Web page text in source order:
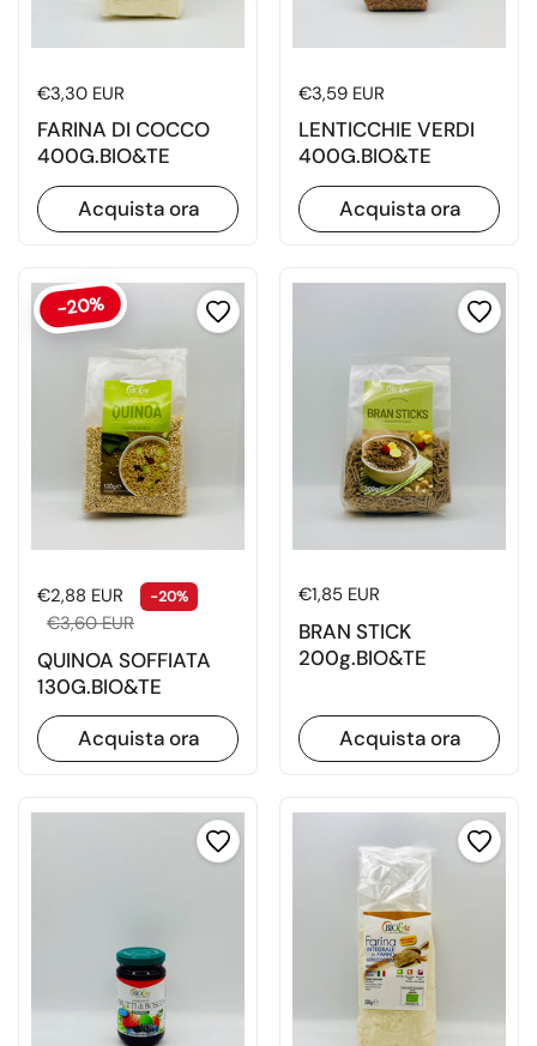
Prezzo di listino
€3,30 EUR
FARINA DI COCCO
400G.BIO&TE
Acquista ora
Prezzo di listino
€3,59 EUR
LENTICCHIE VERDI
400G.BIO&TE
Acquista ora
-20%
Prezzo di listino
€2,88 EUR -20%
Prezzo di vendita
€3,60 EUR
QUINOA SOFFIATA
130G.BIO&TE
Acquista ora
Prezzo di listino
€1,85 EUR
BRAN STICK
200g.BIO&TE
Acquista ora